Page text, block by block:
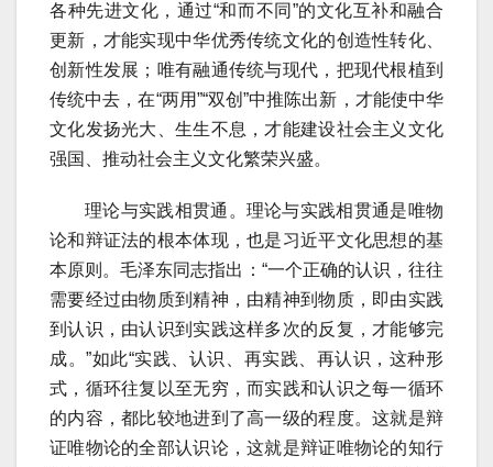
各种先进文化，通过“和而不同”的文化互补和融合
更新，才能实现中华优秀传统文化的创造性转化、
创新性发展；唯有融通传统与现代，把现代根植到
传统中去，在“两用”“双创”中推陈出新，才能使中华
文化发扬光大、生生不息，才能建设社会主义文化
强国、推动社会主义文化繁荣兴盛。
理论与实践相贯通。理论与实践相贯通是唯物
论和辩证法的根本体现，也是习近平文化思想的基
本原则。毛泽东同志指出：“一个正确的认识，往往
需要经过由物质到精神，由精神到物质，即由实践
到认识，由认识到实践这样多次的反复，才能够完
成。”如此“实践、认识、再实践、再认识，这种形
式，循环往复以至无穷，而实践和认识之每一循环
的内容，都比较地进到了高一级的程度。这就是辩
证唯物论的全部认识论，这就是辩证唯物论的知行